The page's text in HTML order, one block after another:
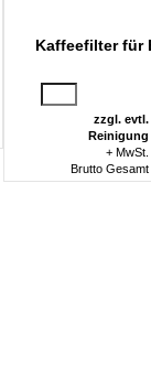
Kaffeefilter für
zzgl. evtl.
Reinigung
+ MwSt.
Brutto Gesamt